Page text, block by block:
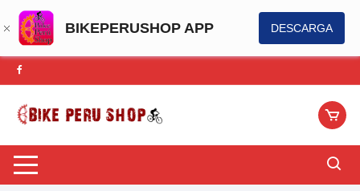
BIKEPERUSHOP APP DESCARGA
Saltar
al
contenido